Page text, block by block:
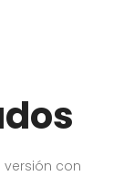
versión con